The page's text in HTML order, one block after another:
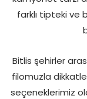
farklı tipteki ve
Bitlis şehirler
filomuzla
seçeneklerimiz